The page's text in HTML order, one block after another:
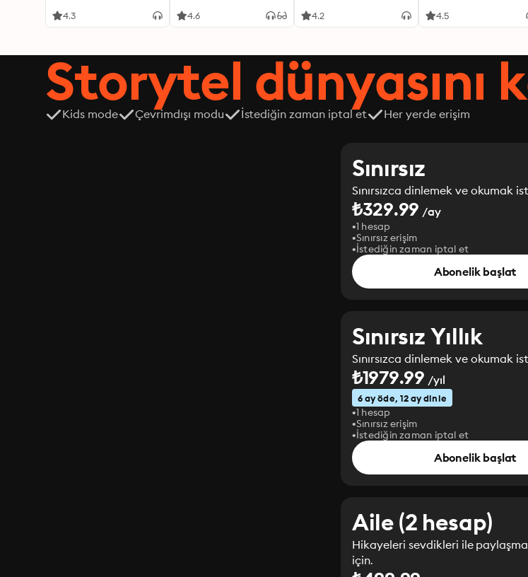
4.3 4.6 4.2 4.5
Storytel dünyasını
Kids mode Çevrimdışı modu İstediğin zaman iptal et Her yerde erişim
Sınırsız
Sınırsızca dinlemek ve okumak
₺329.99 /ay
1 hesap
Sınırsız erişim
İstediğin zaman iptal et
Abonelik başlat
Sınırsız Yıllık
Sınırsızca dinlemek ve okumak
₺1979.99 /yıl
6 ay öde, 12 ay dinle
1 hesap
Sınırsız erişim
İstediğin zaman iptal et
Abonelik başlat
Aile (2 hesap)
Hikayeleri sevdikleri ile
için.